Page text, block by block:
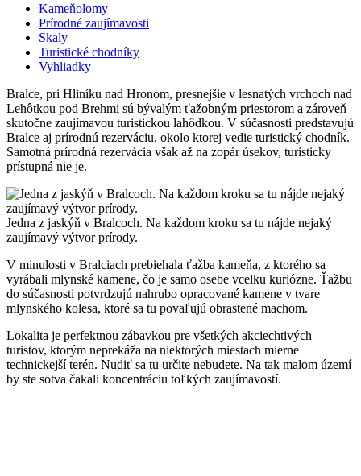
Kameňolomy
Prírodné zaujímavosti
Skaly
Turistické chodníky
Vyhliadky
Bralce, pri Hliníku nad Hronom, presnejšie v lesnatých vrchoch nad
Lehôtkou pod Brehmi sú bývalým ťažobným priestorom a zároveň
skutočne zaujímavou turistickou lahôdkou. V súčasnosti predstavujú
Bralce aj prírodnú rezerváciu, okolo ktorej vedie turistický chodník.
Samotná prírodná rezervácia však až na zopár úsekov, turisticky
prístupná nie je.
Jedna z jaskýň v Bralcoch. Na každom kroku sa tu nájde nejaký
zaujímavý výtvor prírody.
V minulosti v Bralciach prebiehala ťažba kameňa, z ktorého sa
vyrábali mlynské kamene, čo je samo osebe vcelku kuriózne. Ťažbu
do súčasnosti potvrdzujú nahrubo opracované kamene v tvare
mlynského kolesa, ktoré sa tu povaľujú obrastené machom.
Lokalita je perfektnou zábavkou pre všetkých akciechtivých
turistov, ktorým neprekáža na niektorých miestach mierne
technickejší terén. Nudiť sa tu určite nebudete. Na tak malom území
by ste sotva čakali koncentráciu toľkých zaujímavostí.